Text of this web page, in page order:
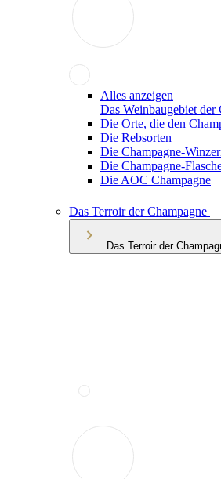
Alles anzeigen
Das Weinbaugebiet der
Die Orte, die den
Die Rebsorten
Die Champagne-
Die Champagne-
Die AOC Champagne
Das Terroir der Champagne
Das Terroir der